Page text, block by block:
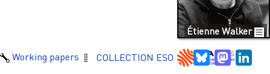
Étienne Walker
Working papers COLLECTION ESO Bluesky